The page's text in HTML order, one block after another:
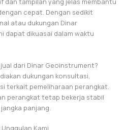
cepat. Dengan sedikit
atau dukungan Dinar
dapat dikuasai dalam waktu
dari Dinar Geoinstrument?
dukungan konsultasi,
terkait pemeliharaan perangkat.
perangkat tetap bekerja stabil
panjang.
Kami